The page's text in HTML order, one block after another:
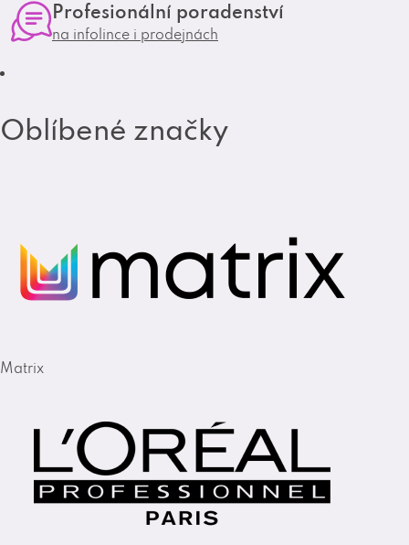
a
m
kProfesionální poradenství
na infolince i prodejnách
Oblíbené značky
Matrix